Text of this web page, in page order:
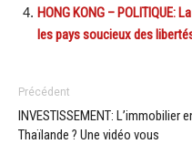
HONG KONG – POLITIQUE:
les pays soucieux des
Précédent
INVESTISSEMENT: L’immobilier
Thaïlande ? Une vidéo vous